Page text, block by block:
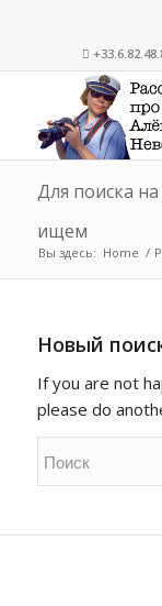

Для поиска
ищем
Вы здесь: Home /
Новый
If you are not
please do